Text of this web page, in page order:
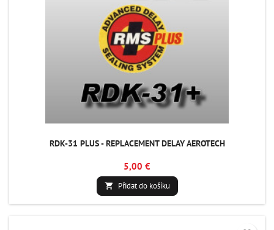
RDK-31 PLUS - REPLACEMENT DELAY AEROTECH
5,00 €
 Přidat do košíku